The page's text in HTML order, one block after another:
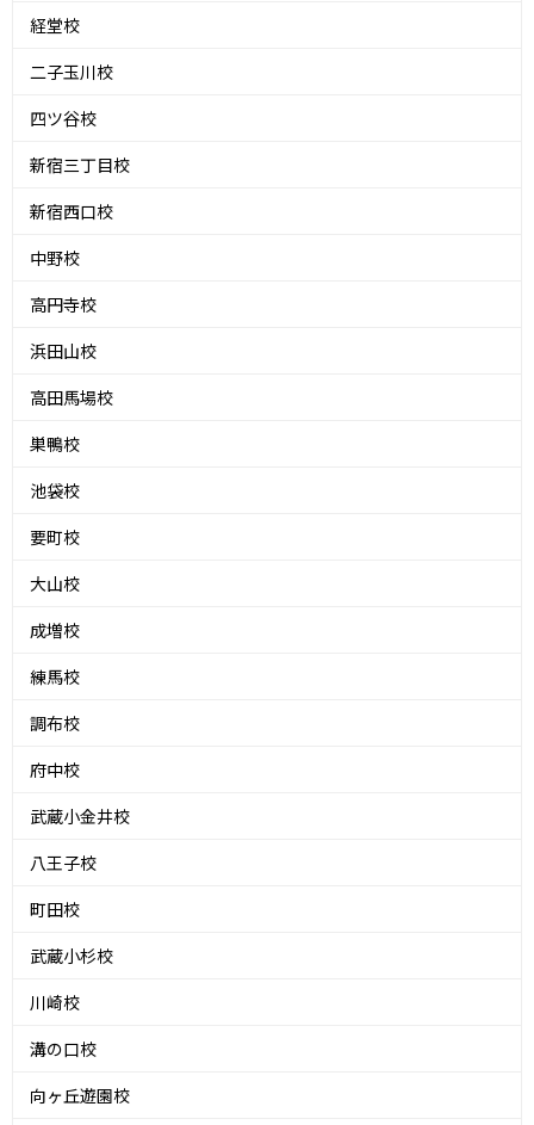
経堂校
二子玉川校
四ツ谷校
新宿三丁目校
新宿西口校
中野校
高円寺校
浜田山校
高田馬場校
巣鴨校
池袋校
要町校
大山校
成増校
練馬校
調布校
府中校
武蔵小金井校
八王子校
町田校
武蔵小杉校
川崎校
溝の口校
向ヶ丘遊園校